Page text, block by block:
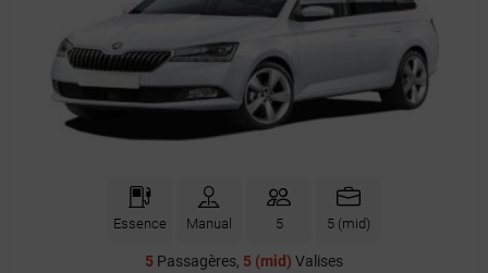
Essence Manual 5 5 (mid)
5 Passagères, 5 (mid) Valises